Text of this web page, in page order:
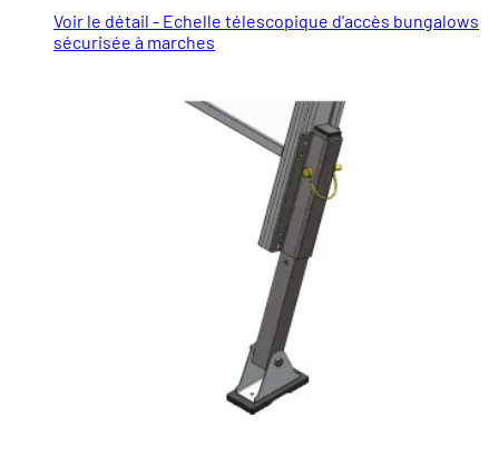
Voir le détail - Echelle télescopique d'accès bungalows
sécurisée à marches